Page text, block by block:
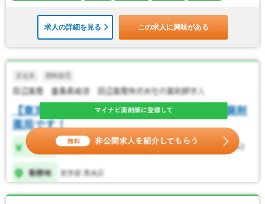
求人の詳細を見る この求人に興味がある